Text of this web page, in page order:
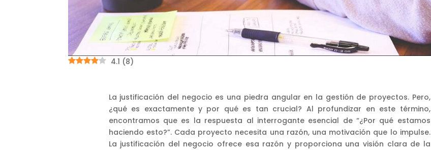
4.1 (8)
La justificación del negocio es una piedra angular en la gestión de proyectos. Pero,
¿qué es exactamente y por qué es tan crucial? Al profundizar en este término,
encontramos que es la respuesta al interrogante esencial de “¿Por qué estamos
haciendo esto?”. Cada proyecto necesita una razón, una motivación que lo impulse.
La justificación del negocio ofrece esa razón y proporciona una visión clara de la